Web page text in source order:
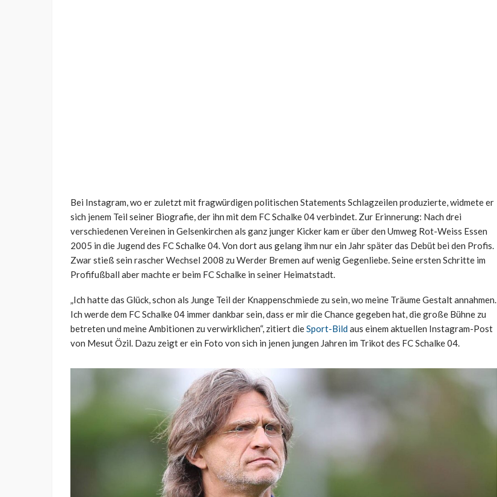
Bei Instagram, wo er zuletzt mit fragwürdigen politischen Statements Schlagzeilen produzierte, widmete er
sich jenem Teil seiner Biografie, der ihn mit dem FC Schalke 04 verbindet. Zur Erinnerung: Nach drei
verschiedenen Vereinen in Gelsenkirchen als ganz junger Kicker kam er über den Umweg Rot-Weiss Essen
2005 in die Jugend des FC Schalke 04. Von dort aus gelang ihm nur ein Jahr später das Debüt bei den Profis.
Zwar stieß sein rascher Wechsel 2008 zu Werder Bremen auf wenig Gegenliebe. Seine ersten Schritte im
Profifußball aber machte er beim FC Schalke in seiner Heimatstadt.
„Ich hatte das Glück, schon als Junge Teil der Knappenschmiede zu sein, wo meine Träume Gestalt annahmen.
Ich werde dem FC Schalke 04 immer dankbar sein, dass er mir die Chance gegeben hat, die große Bühne zu
betreten und meine Ambitionen zu verwirklichen“, zitiert dieSport-Bildaus einem aktuellen Instagram-Post
von Mesut Özil. Dazu zeigt er ein Foto von sich in jenen jungen Jahren im Trikot des FC Schalke 04.